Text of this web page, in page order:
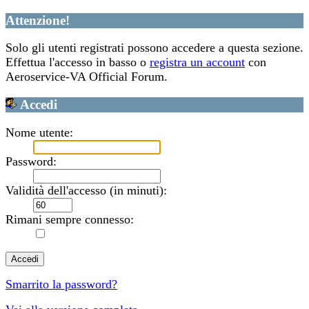
Attenzione!
Solo gli utenti registrati possono accedere a questa sezione.
Effettua l'accesso in basso o registra un account con
Aeroservice-VA Official Forum.
Accedi
Nome utente:
Password:
Validità dell'accesso (in minuti):
Rimani sempre connesso:
Smarrito la password?